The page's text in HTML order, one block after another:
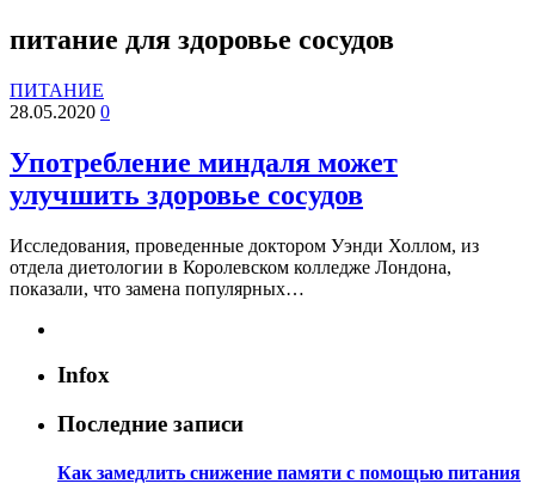
питание для здоровье сосудов
ПИТАНИЕ
28.05.2020 0
Употребление миндаля может
улучшить здоровье сосудов
Исследования, проведенные доктором Уэнди Холлом, из
отдела диетологии в Королевском колледже Лондона,
показали, что замена популярных…
Infox
Последние записи
Как замедлить снижение памяти с помощью питания